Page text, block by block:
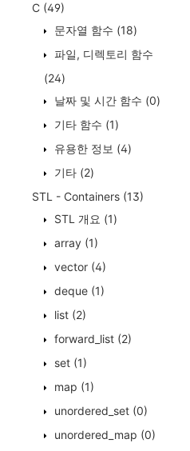
C (49)
문자열 함수 (18)
파일, 디렉토리 함수
(24)
날짜 및 시간 함수 (0)
기타 함수 (1)
유용한 정보 (4)
기타 (2)
STL - Containers (13)
STL 개요 (1)
array (1)
vector (4)
deque (1)
list (2)
forward_list (2)
set (1)
map (1)
unordered_set (0)
unordered_map (0)